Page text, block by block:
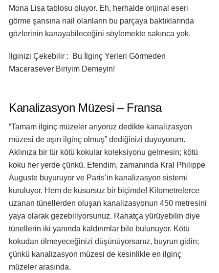
Mona Lisa tablosu oluyor. Eh, herhalde orijinal eseri
görme şansına nail olanların bu parçaya baktıklarında
gözlerinin kanayabileceğini söylemekte sakınca yok.
İlginizi Çekebilir : Bu İlginç Yerleri Görmeden
Macerasever Biriyim Demeyin!
Kanalizasyon Müzesi – Fransa
“Tamam ilginç müzeler arıyoruz dedikte kanalizasyon
müzesi de aşırı ilginç olmuş” dediğinizi duyuyorum.
Aklınıza bir tür kötü kokular koleksiyonu gelmesin; kötü
koku her yerde çünkü. Efendim, zamanında Kral Philippe
Auguste buyuruyor ve Paris’in kanalizasyon sistemi
kuruluyor. Hem de kusursuz bir biçimde! Kilometrelerce
uzanan tünellerden oluşan kanalizasyonun 450 metresini
yaya olarak gezebiliyorsunuz. Rahatça yürüyebilin diye
tünellerin iki yanında kaldırımlar bile bulunuyor. Kötü
kokudan ölmeyeceğinizi düşünüyorsanız, buyrun gidin;
çünkü kanalizasyon müzesi de kesinlikle en ilginç
müzeler arasında.